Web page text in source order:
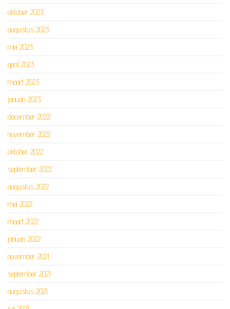
oktober 2023
augustus 2023
mei 2023
april 2023
maart 2023
januari 2023
december 2022
november 2022
oktober 2022
september 2022
augustus 2022
mei 2022
maart 2022
januari 2022
november 2021
september 2021
augustus 2021